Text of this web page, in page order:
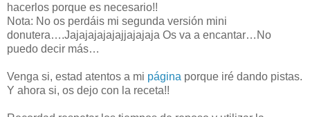
hacerlos porque es necesario!!
Nota: No os perdáis mi segunda versión mini
donutera….Jajajajajajajjajajaja Os va a encantar…No
puedo decir más…
Venga si, estad atentos a mi página porque iré dando pistas.
Y ahora si, os dejo con la receta!!